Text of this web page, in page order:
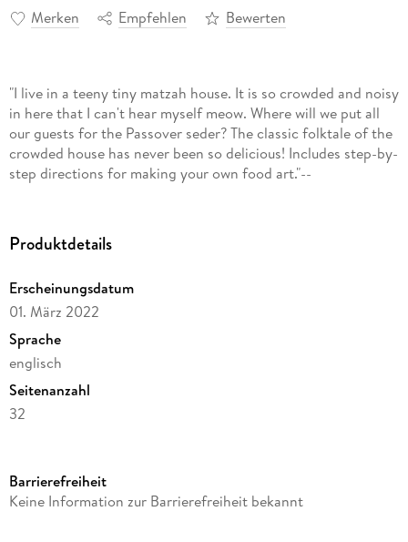
Merken Empfehlen Bewerten
"I live in a teeny tiny matzah house. It is so crowded and noisy
in here that I can't hear myself meow. Where will we put all
our guests for the Passover seder? The classic folktale of the
crowded house has never been so delicious! Includes step-by-
step directions for making your own food art."--
Produktdetails
Erscheinungsdatum
01. März 2022
Sprache
englisch
Seitenanzahl
32
Autor/Autorin
Barrierefreiheit
Keine Information zur Barrierefreiheit bekannt